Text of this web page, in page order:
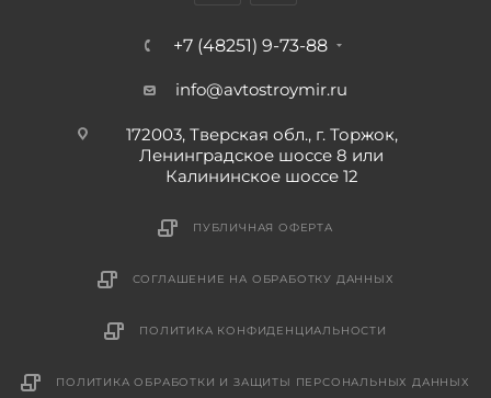
+7 (48251) 9-73-88
info@avtostroymir.ru
172003, Тверская обл., г. Торжок,
Ленинградское шоссе 8 или
Калининское шоссе 12
ПУБЛИЧНАЯ ОФЕРТА
СОГЛАШЕНИЕ НА ОБРАБОТКУ ДАННЫХ
ПОЛИТИКА КОНФИДЕНЦИАЛЬНОСТИ
ПОЛИТИКА ОБРАБОТКИ И ЗАЩИТЫ ПЕРСОНАЛЬНЫХ ДАННЫХ